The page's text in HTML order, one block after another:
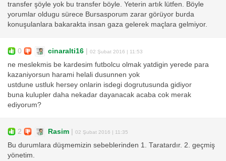
transfer şöyle yok bu transfer böyle. Yeterin artık lütfen. Böyle
yorumlar oldugu sürece Bursasporum zarar görüyor burda
konuşulanlara bakarakta insan gaza gelerek maçlara gelmiyor.
0 cinaralti16 02 Şubat 2016 | 11:53
ne meslekmis be kardesim futbolcu olmak yatdigin yerede para
kazaniyorsun harami helali dusunnen yok
ustdune ustluk hersey onlarin isdegi dogrutusunda gidiyor
buna kulupler daha nekadar dayanacak acaba cok merak
ediyorum?
2 Rasim 02 Şubat 2016 | 11:35
Bu durumlara düşmemizin sebeblerinden 1. Taratardır. 2. geçmiş
yönetim.